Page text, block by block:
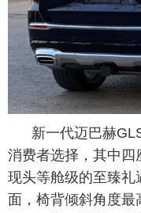
新一代迈巴赫GLS
消费者选择，其中四
现头等舱级的至臻
面，椅背倾斜角度